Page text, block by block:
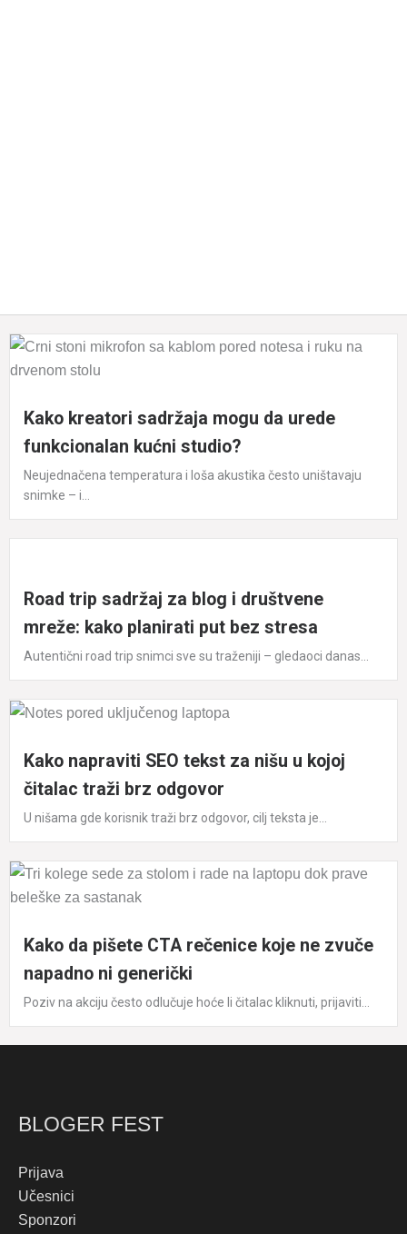
Kako kreatori sadržaja mogu da urede
funkcionalan kućni studio?
Neujednačena temperatura i loša akustika često uništavaju
snimke – i...
Road trip sadržaj za blog i društvene
mreže: kako planirati put bez stresa
Autentični road trip snimci sve su traženiji – gledaoci danas...
Kako napraviti SEO tekst za nišu u kojoj
čitalac traži brz odgovor
U nišama gde korisnik traži brz odgovor, cilj teksta je...
Kako da pišete CTA rečenice koje ne zvuče
napadno ni generički
Poziv na akciju često odlučuje hoće li čitalac kliknuti, prijaviti...
BLOGER FEST
Prijava
Učesnici
Sponzori